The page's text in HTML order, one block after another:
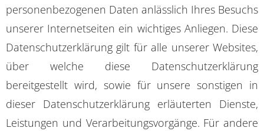
personenbezogenen Daten anlässlich Ihres Besuchs
unserer Internetseiten ein wichtiges Anliegen. Diese
Datenschutzerklärung gilt für alle unserer Websites,
über welche diese Datenschutzerklärung
bereitgestellt wird, sowie für unsere sonstigen in
dieser Datenschutzerklärung erläuterten Dienste,
Leistungen und Verarbeitungsvorgänge. Für andere